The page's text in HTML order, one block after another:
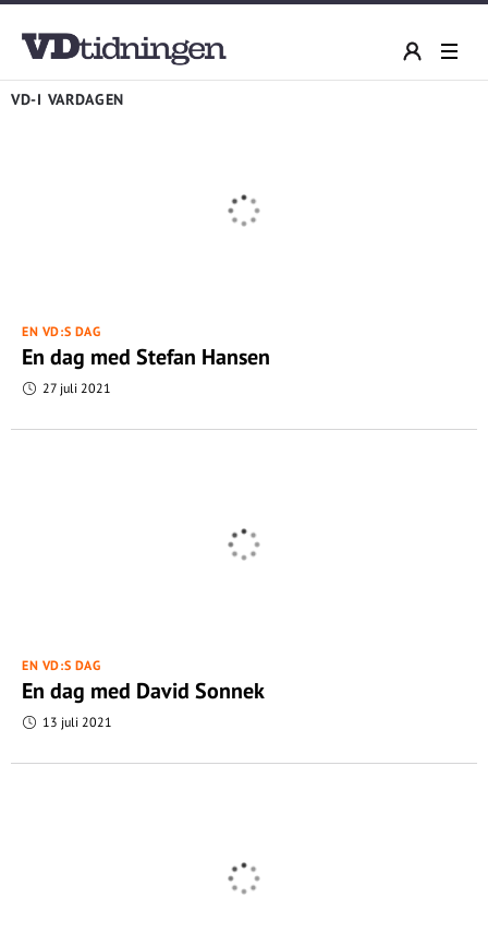
VD-I VARDAGEN
EN VD:S DAG
En dag med Stefan Hansen
27 juli 2021
EN VD:S DAG
En dag med David Sonnek
13 juli 2021